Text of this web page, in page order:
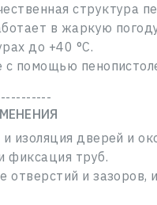
структура
в жаркую
до +40 °С.
с помощью
изоляция дверей и
фиксация труб.
отверстий и зазоров,